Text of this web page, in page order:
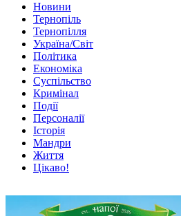
Новини
Тернопіль
Тернопілля
Україна/Світ
Політика
Економіка
Суспільство
Кримінал
Події
Персоналії
Історія
Мандри
Життя
Цікаво!